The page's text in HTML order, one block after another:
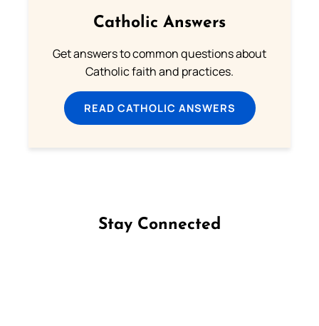
Catholic Answers
Get answers to common questions about
Catholic faith and practices.
READ CATHOLIC ANSWERS
Stay Connected